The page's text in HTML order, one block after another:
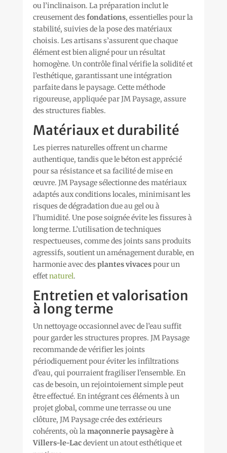
ou l’inclinaison. La préparation inclut le
creusement desfondations, essentielles pour la
stabilité, suivies de la pose des matériaux
choisis. Les artisans s’assurent que chaque
élément est bien aligné pour un résultat
homogène. Un contrôle final vérifie la solidité et
l’esthétique, garantissant une intégration
parfaite dans le paysage. Cette méthode
rigoureuse, appliquée par JM Paysage, assure
des structures fiables.
Matériaux et durabilité
Les pierres naturelles offrent un charme
authentique, tandis que le béton est apprécié
pour sa résistance et sa facilité de mise en
œuvre. JM Paysage sélectionne des matériaux
adaptés aux conditions locales, minimisant les
risques de dégradation due au gel ou à
l’humidité. Une pose soignée évite les fissures à
long terme. L’utilisation de techniques
respectueuses, comme des joints sans produits
agressifs, soutient un aménagement durable, en
harmonie avec desplantes vivacespour un
effetnaturel.
Entretien et valorisation
à long terme
Un nettoyage occasionnel avec de l’eau suffit
pour garder les structures propres. JM Paysage
recommande de vérifier les joints
périodiquement pour éviter les infiltrations
d’eau, qui pourraient fragiliser l’ensemble. En
cas de besoin, un rejointoiement simple peut
être effectué. En intégrant ces éléments à un
projet global, comme une terrasse ou une
clôture, JM Paysage crée des extérieurs
cohérents, où la maçonnerie paysagère à
Villers-le-Lacdevient un atout esthétique et